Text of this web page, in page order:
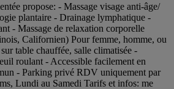
propose: - Massage visage anti-âge/
plantaire - Drainage lymphatique -
- Massage de relaxation corporelle
Californien) Pour femme, homme, ou
table chauffée, salle climatisée -
roulant - Accessible facilement en
- Parking privé RDV uniquement par
Lundi au Samedi Tarifs et infos: me